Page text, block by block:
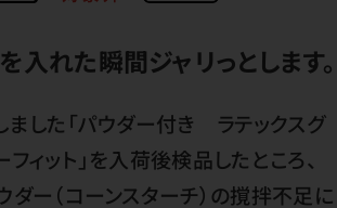
入れた瞬間ジャリっとします。
ました「パウダー付き ラテックスグ
ィット」を入荷後検品したところ、
ー（コーンスターチ）の撹拌不足に